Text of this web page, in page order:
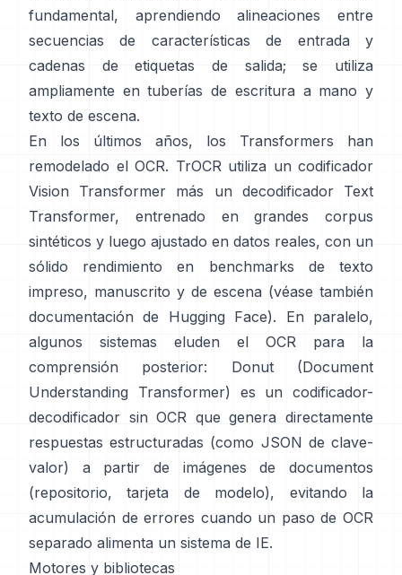
fundamental, aprendiendo alineaciones entre
secuencias de características de entrada y
cadenas de etiquetas de salida; se utiliza
ampliamente en tuberías de escritura a mano y
texto de escena.
En los últimos años, los Transformers han
remodelado el OCR. TrOCR utiliza un codificador
Vision Transformer más un decodificador Text
Transformer, entrenado en grandes corpus
sintéticos y luego ajustado en datos reales, con un
sólido rendimiento en benchmarks de texto
impreso, manuscrito y de escena (véase también
documentación de Hugging Face). En paralelo,
algunos sistemas eluden el OCR para la
comprensión posterior:
Donut (Document
Understanding Transformer)
es un codificador-
decodificador sin OCR que genera directamente
respuestas estructuradas (como JSON de clave-
valor) a partir de imágenes de documentos
(repositorio, tarjeta de modelo), evitando la
acumulación de errores cuando un paso de OCR
separado alimenta un sistema de IE.
Motores y bibliotecas